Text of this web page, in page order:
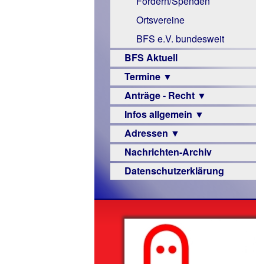
Links
Ortsvereine
BFS e.V. bundesweit
BFS Aktuell
Termine ▼
Veranstaltungsprogramme
Anträge - Recht ▼
Archiv
Urteile
Infos allgemein ▼
Sehbehinderung
Frühförderung
Schule
–
Beruf
Senioren
Hilfsmittel
Adressen ▼
Augenoptiker
Berufsbildungswerke
Hörbüchereien
Reha-
Nachrichten-Archiv
Datenschutzerklärung